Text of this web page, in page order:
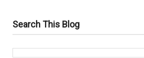
Search This Blog